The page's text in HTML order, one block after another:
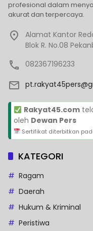
profesional dalam
akurat dan terpercaya.
Alamat Kantor
Blok R. No.08
082367196233
Rakyat45.com
oleh Dewan Pers
Sertifikat diterbitkan
KATEGORI
Ragam
Daerah
Hukum & Kriminal
Peristiwa